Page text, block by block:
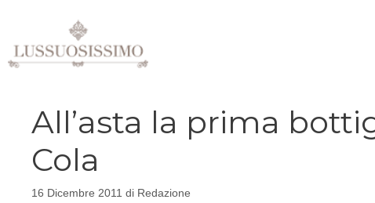
contenuto
All’asta la prima
Cola
16 Dicembre 2011 di Redazione